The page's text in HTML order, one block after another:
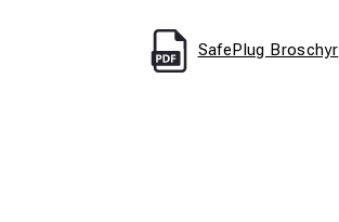
SafePlug Broschyr